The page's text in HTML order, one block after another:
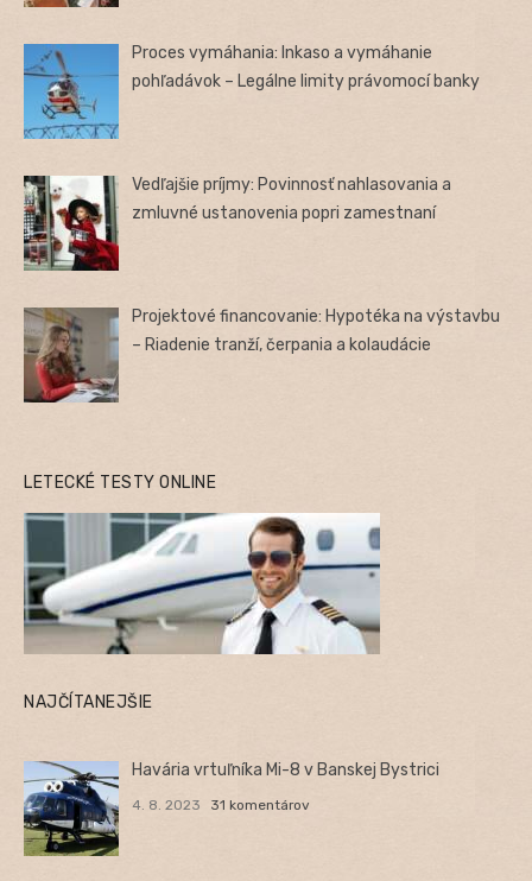
Proces vymáhania: Inkaso a vymáhanie
pohľadávok – Legálne limity právomocí banky
Vedľajšie príjmy: Povinnosť nahlasovania a
zmluvné ustanovenia popri zamestnaní
Projektové financovanie: Hypotéka na výstavbu
– Riadenie tranží, čerpania a kolaudácie
LETECKÉ TESTY ONLINE
NAJČÍTANEJŠIE
Havária vrtuľníka Mi-8 v Banskej Bystrici
4. 8. 2023 31 komentárov